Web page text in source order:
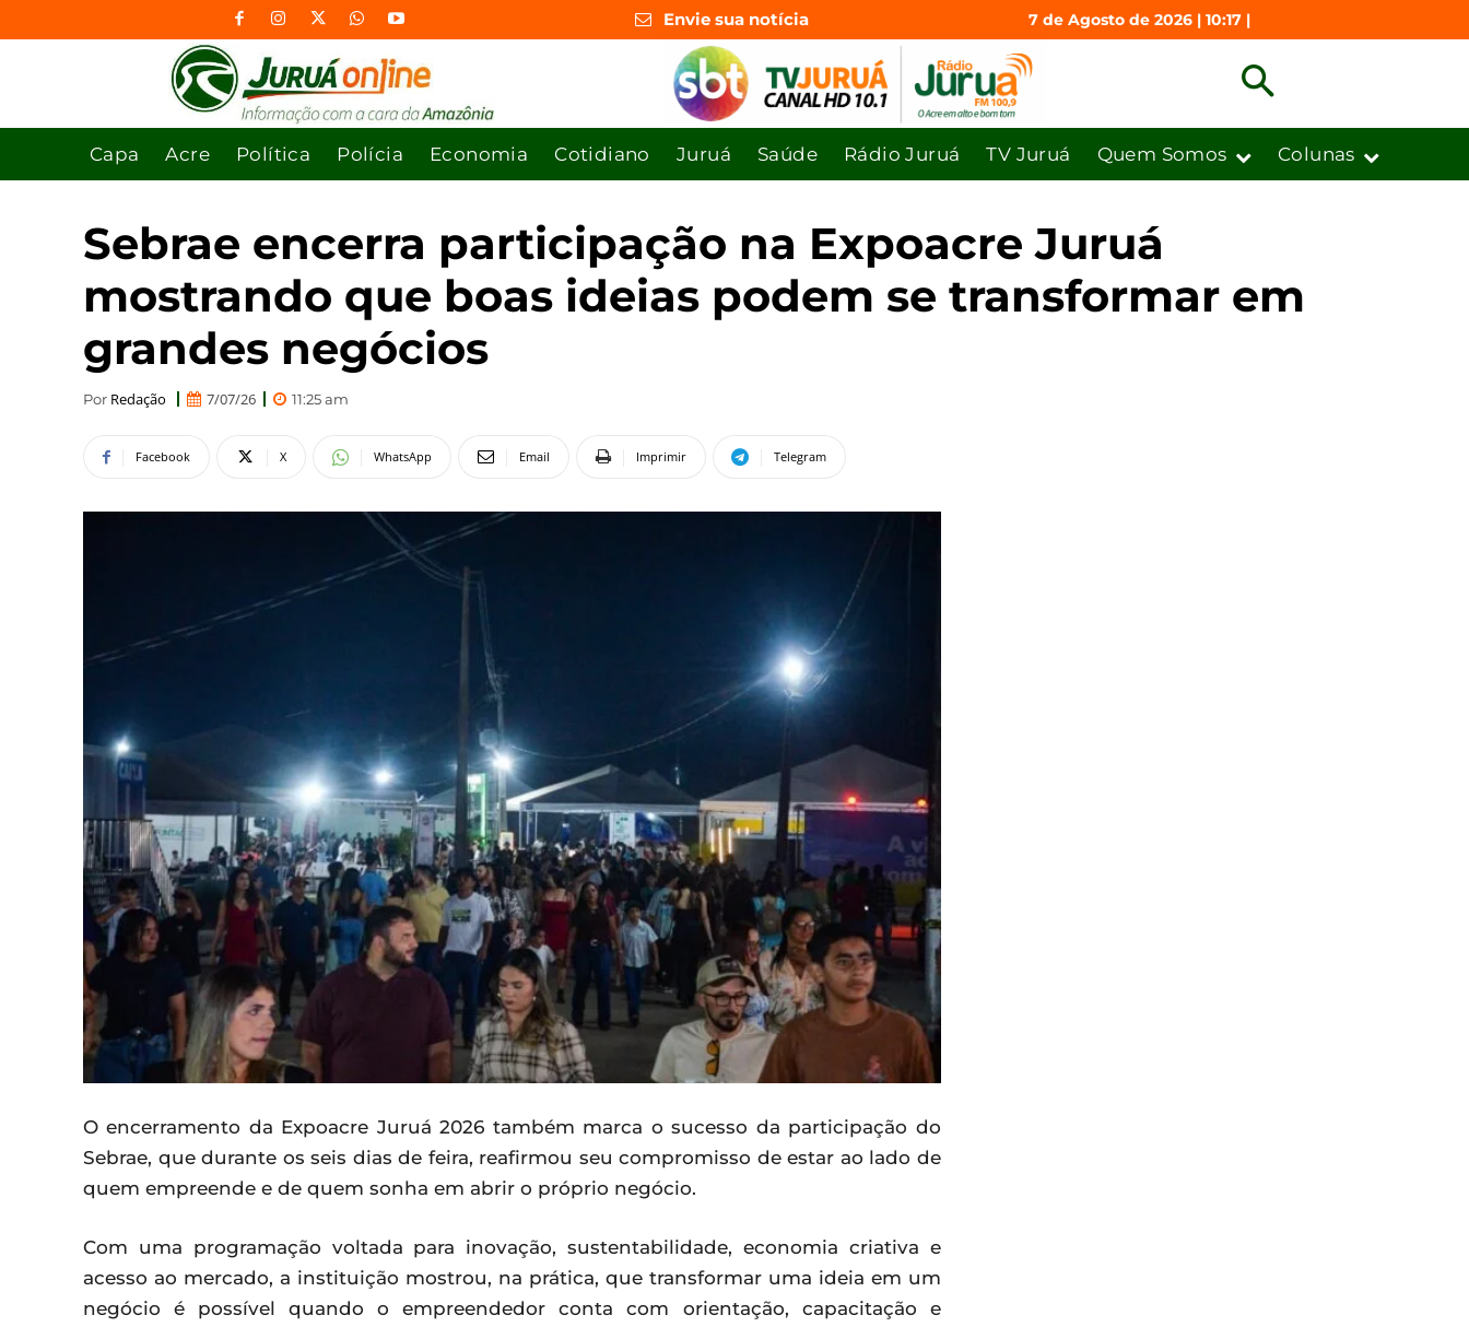
Envie sua notícia 7 de Agosto de 2026 | 10:17 |
Capa Acre Política Polícia Economia Cotidiano Juruá Saúde Rádio Juruá TV Juruá Quem Somos Colunas
Sebrae encerra participação na Expoacre Juruá
mostrando que boas ideias podem se transformar em
grandes negócios
Por Redação 7/07/26 11:25 am
Facebook X WhatsApp Email Imprimir Telegram
O encerramento da Expoacre Juruá 2026 também marca o sucesso da participação do
Sebrae, que durante os seis dias de feira, reafirmou seu compromisso de estar ao lado de
quem empreende e de quem sonha em abrir o próprio negócio.
Com uma programação voltada para inovação, sustentabilidade, economia criativa e
acesso ao mercado, a instituição mostrou, na prática, que transformar uma ideia em um
negócio é possível quando o empreendedor conta com orientação, capacitação e